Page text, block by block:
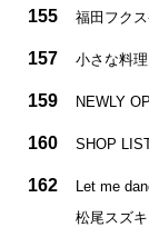
155 福田フク
157 小さな料
159 NEWLY
160 SHOP
162
Let me
松尾スズキ